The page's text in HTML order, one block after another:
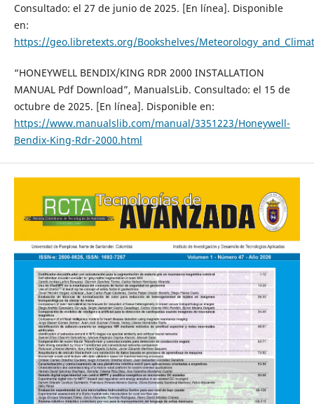
Consultado: el 27 de junio de 2025. [En línea]. Disponible
en:
https://geo.libretexts.org/Bookshelves/
“HONEYWELL BENDIX/KING RDR 2000 INSTALLATION
MANUAL Pdf Download”, ManualsLib. Consultado: el 15 de
octubre de 2025. [En línea]. Disponible en:
https://www.manualslib.com/manual/3351223/Honeywell-
Bendix-King-Rdr-2000.html